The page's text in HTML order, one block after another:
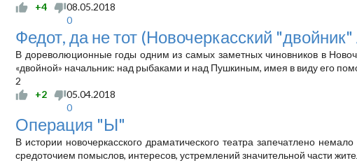
+4
08.05.2018
0
Федот, да не тот (Новочеркасский
В дореволюционные годы одним из самых заметных чиновников в
«двойной» начальник: над рыбаками и над Пушкиным, имея в виду его
2
+2
05.04.2018
0
Операция "Ы"
В истории новочеркасского драматического театра запечатлено
средоточием помыслов, интересов, устремлений значительной части